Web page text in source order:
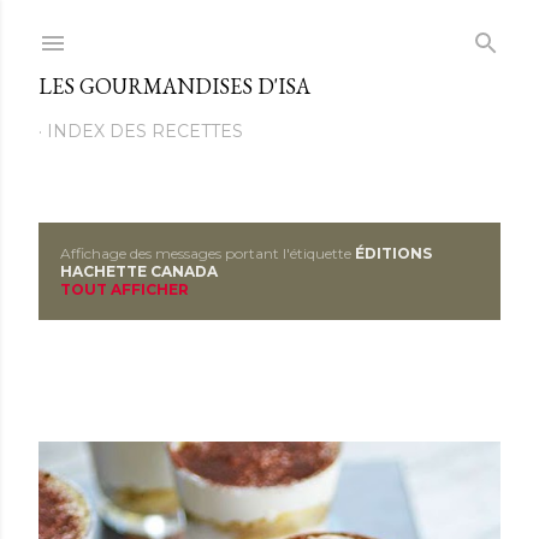
LES GOURMANDISES D'ISA
INDEX DES RECETTES
M
e
a
g
Affichage des messages portant l'étiquette ÉDITIONS
HACHETTE CANADA
TOUT AFFICHER